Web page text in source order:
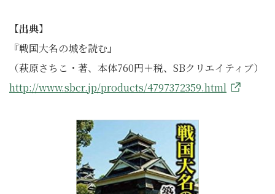
【出典】
『戦国大名の城を読む』
（萩原さちこ・著、本体760円＋税、SBクリエイティブ）
http://www.sbcr.jp/products/4797372359.html